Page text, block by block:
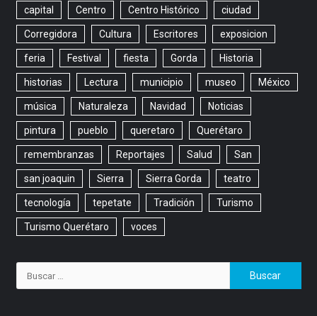
capital Centro Centro Histórico ciudad
Corregidora Cultura Escritores exposicion
feria Festival fiesta Gorda Historia
historias Lectura municipio museo México
música Naturaleza Navidad Noticias
pintura pueblo queretaro Querétaro
remembranzas Reportajes Salud San
san joaquin Sierra Sierra Gorda teatro
tecnología tepetate Tradición Turismo
Turismo Querétaro voces